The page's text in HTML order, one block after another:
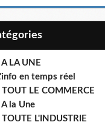
LA UNE
en temps réel
LE COMMERCE
la Une
L'INDUSTRIE